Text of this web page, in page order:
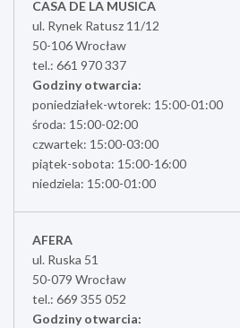
CASA DE LA MUSICA
ul. Rynek Ratusz 11/12
50-106 Wrocław
tel.: 661 970 337
Godziny otwarcia:
poniedziałek-wtorek: 15:00-01:00
środa: 15:00-02:00
czwartek: 15:00-03:00
piątek-sobota: 15:00-16:00
niedziela: 15:00-01:00
AFERA
ul. Ruska 51
50-079 Wrocław
tel.: 669 355 052
Godziny otwarcia: